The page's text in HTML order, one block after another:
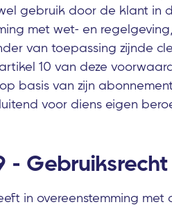
gebruik door de klant in
met wet- en
van toepassing zijnde
10 van deze
basis van zijn
voor diens eigen
- Gebruiksrecht
in overeenstemming